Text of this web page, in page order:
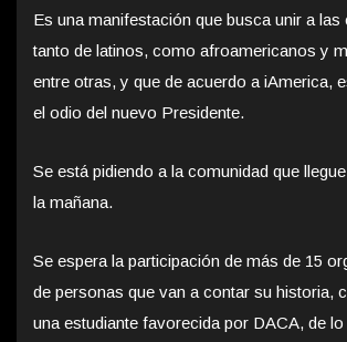
Es una manifestación que busca unir a las
tanto de latinos, como afroamericanos y
entre otras, y que de acuerdo a iAmerica,
el odio del nuevo Presidente.
Se está pidiendo a la comunidad que
la mañana.
Se espera la participación de más de 15
de personas que van a contar su historia,
una estudiante favorecida por DACA, de